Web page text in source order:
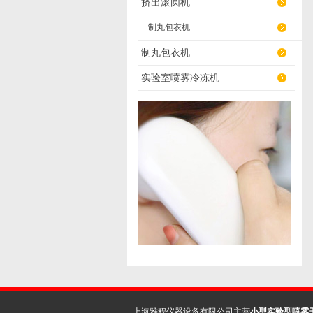
制丸包衣机
制丸包衣机
实验室喷雾冷冻机